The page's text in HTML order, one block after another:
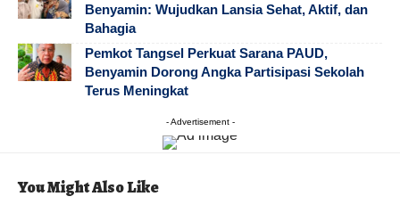
Benyamin: Wujudkan Lansia Sehat, Aktif, dan
Bahagia
Pemkot Tangsel Perkuat Sarana PAUD,
Benyamin Dorong Angka Partisipasi Sekolah
Terus Meningkat
- Advertisement -
You Might Also Like